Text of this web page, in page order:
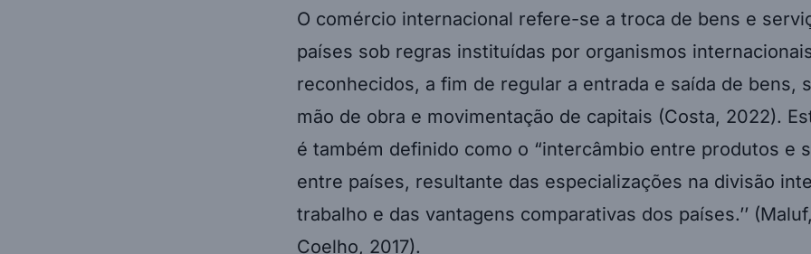
O comércio internacional refere-se a troca de bens e
países sob regras instituídas por organismos
reconhecidos, a fim de regular a entrada e saída de bens,
mão de obra e movimentação de capitais (Costa, 2022).
é também definido como o “intercâmbio entre produtos e
entre países, resultante das especializações na divisão
trabalho e das vantagens comparativas dos países.’’
Coelho, 2017).